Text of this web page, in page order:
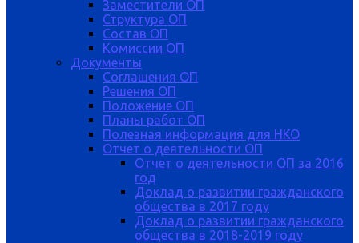
Заместители ОП
Структура ОП
Состав ОП
Комиссии ОП
Документы
Соглашения ОП
Решения ОП
Положение ОП
Планы работ ОП
Полезная информация для НКО
Отчет о деятельности ОП
Отчет о деятельности ОП за 2016
год
Доклад о развитии гражданского
общества в 2017 году
Доклад о развитии гражданского
общества в 2018-2019 году